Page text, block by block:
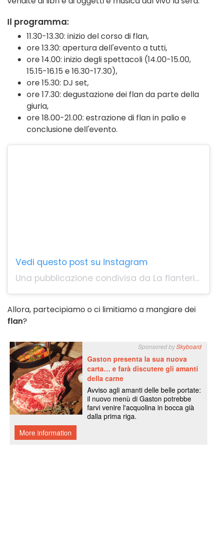
Il programma:
11.30-13.30: inizio del corso di flan,
ore 13.30: apertura dell'evento a tutti,
ore 14.00: inizio degli spettacoli (14.00-15.00,
15.15-16.15 e 16.30-17.30),
ore 15.30: DJ set,
ore 17.30: degustazione dei flan da parte della
giuria,
ore 18.00-21.00: estrazione di flan in palio e
conclusione dell'evento.
Vedi questo post su Instagram
Una pubblicazione condivisa da La flanterie (@flanterie)
Allora, partecipiamo o ci limitiamo a mangiare dei
flan?